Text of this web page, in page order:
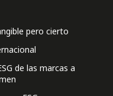
pero cierto
de las marcas a